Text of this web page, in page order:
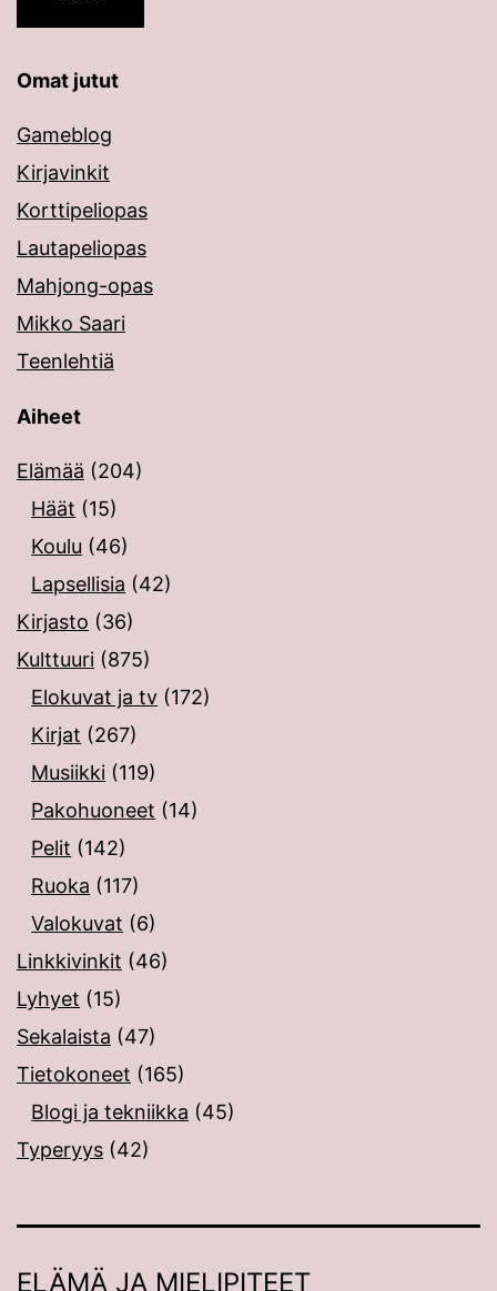
Omat jutut
Gameblog
Kirjavinkit
Korttipeliopas
Lautapeliopas
Mahjong-opas
Mikko Saari
Teenlehtiä
Aiheet
Elämää (204)
Häät (15)
Koulu (46)
Lapsellisia (42)
Kirjasto (36)
Kulttuuri (875)
Elokuvat ja tv (172)
Kirjat (267)
Musiikki (119)
Pakohuoneet (14)
Pelit (142)
Ruoka (117)
Valokuvat (6)
Linkkivinkit (46)
Lyhyet (15)
Sekalaista (47)
Tietokoneet (165)
Blogi ja tekniikka (45)
Typeryys (42)
ELÄMÄ JA MIELIPITEET